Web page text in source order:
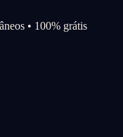
• 100% grátis